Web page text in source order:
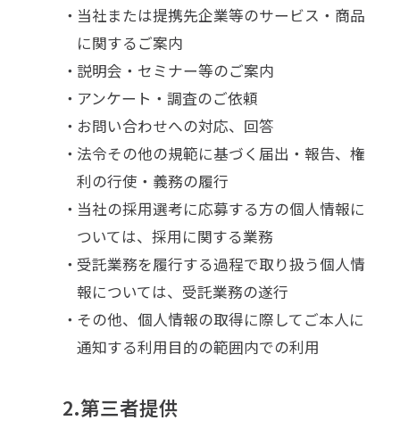
当社または提携先企業等のサービス・商品
に関するご案内
説明会・セミナー等のご案内
アンケート・調査のご依頼
お問い合わせへの対応、回答
法令その他の規範に基づく届出・報告、権
利の行使・義務の履行
当社の採用選考に応募する方の個人情報に
ついては、採用に関する業務
受託業務を履行する過程で取り扱う個人情
報については、受託業務の遂行
その他、個人情報の取得に際してご本人に
通知する利用目的の範囲内での利用
2.第三者提供